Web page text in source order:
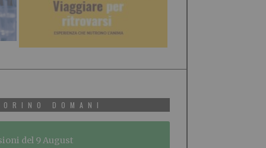
DOMANI
del 9 August